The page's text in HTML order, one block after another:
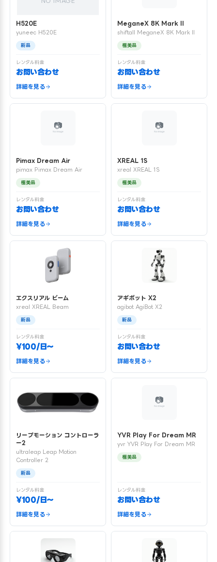
H520E
yuneec H520E
新品
レンタル料金
お問い合わせ
詳細を見る
MeganeX 8K Mark II
shiftall MeganeX 8K Mark II
極美品
レンタル料金
お問い合わせ
詳細を見る
Pimax Dream Air
pimax Pimax Dream Air
極美品
レンタル料金
お問い合わせ
詳細を見る
XREAL 1S
xreal XREAL 1S
極美品
レンタル料金
お問い合わせ
詳細を見る
エクスリアル ビーム
xreal XREAL Beam
新品
レンタル料金
¥100/日〜
詳細を見る
アギボット X2
agibot AgiBot X2
新品
レンタル料金
お問い合わせ
詳細を見る
リープモーション コントローラ
ー2
ultraleap Leap Motion
Controller 2
新品
レンタル料金
¥100/日〜
詳細を見る
YVR Play For Dream MR
yvr YVR Play For Dream MR
極美品
レンタル料金
お問い合わせ
詳細を見る